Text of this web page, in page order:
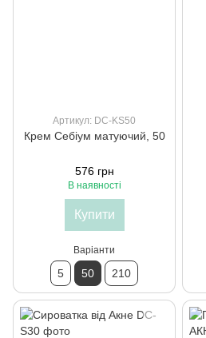
Артикул: DC-KS50
Крем Себіум матуючий, 50
576 грн
В наявності
Купити
Варіанти
5 50 210